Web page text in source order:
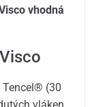
vhodná
Tencel® (30